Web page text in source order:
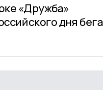
«Дружба»
дня бега